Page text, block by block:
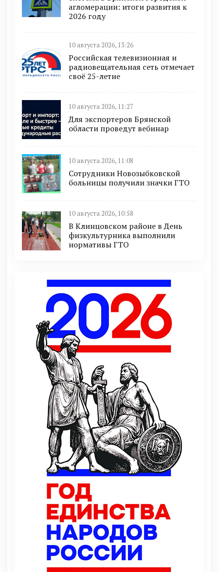
агломерации: итоги развития к
2026 году
10 августа 2026, 13:26
Российская телевизионная и
радиовещательная сеть отмечает
своё 25-летие
10 августа 2026, 11:27
Для экспортеров Брянской
области проведут вебинар
10 августа 2026, 11:08
Сотрудники Новозыбковской
больницы получили значки ГТО
10 августа 2026, 10:58
В Клинцовском районе в День
физкультурника выполнили
нормативы ГТО